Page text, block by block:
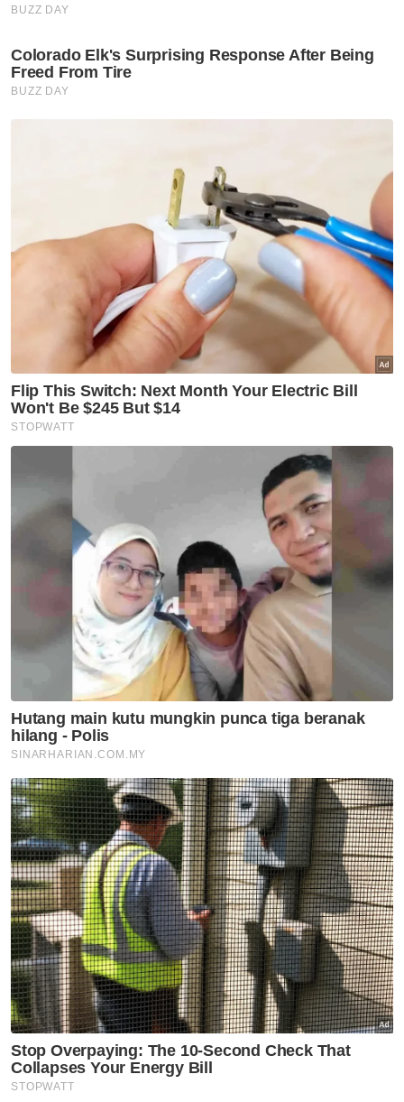
pendidikan
RON97, RON95 tanpa subsidi,
diesel tanpa subsidi turun 5
sen
Nasional
MOF nafi beri SARA RM100
sempena Hari Kebangsaan